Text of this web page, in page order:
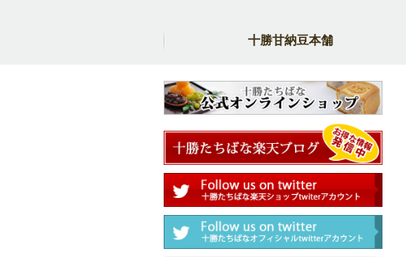
十勝甘納豆本舗